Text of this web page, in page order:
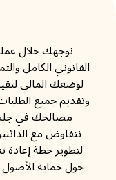
نوجهك خلال
القانوني الكامل
لوضعك المالي
وتقديم جميع
مصالحك في
نتفاوض مع
لتطوير خطة إعادة
حول حماية الأصول